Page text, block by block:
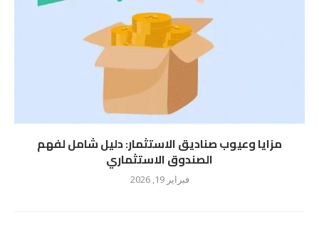
مزايا وعيوب صناديق الاستثمار: دليل شامل لفهم
الصندوق الاستثماري
فبراير 19, 2026